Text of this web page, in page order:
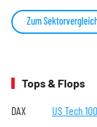
Zum
Tops & Flops
DAX US Tech 100